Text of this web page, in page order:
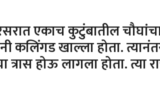
एकाच कुटुंबातील
कलिंगड खाल्ला होता.
होऊ लागला होता. त्या